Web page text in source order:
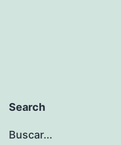
Search
Buscar...